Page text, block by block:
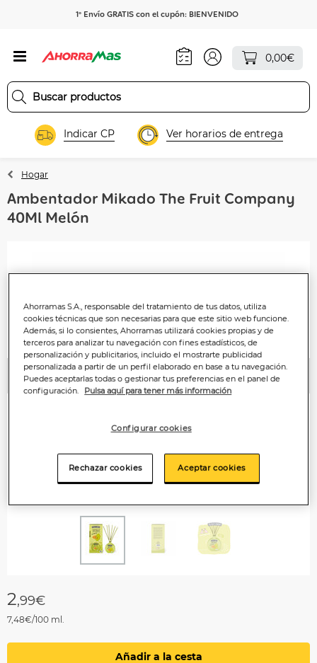
1º Envío GRATIS con el cupón: BIENVENIDO
0,00€
Indicar CP Ver horarios de entrega
Hogar
Ambentador Mikado The Fruit Company
40Ml Melón
Anterior
2,99€
7,48€/100 ml.
Añadir a la cesta
Ahorramas S.A., responsable del tratamiento de tus datos, utiliza
cookies técnicas que son necesarias para que este sitio web funcione.
Además, si lo consientes, Ahorramas utilizará cookies propias y de
terceros para analizar tu navegación con fines estadísticos, de
personalización y publicitarios, incluido el mostrarte publicidad
personalizada a partir de un perfil elaborado en base a tu navegación.
Puedes aceptarlas todas o gestionar tus preferencias en el panel de
configuración.
Pulsa aquí para tener más información
Configurar cookies
Rechazar cookies Aceptar cookies